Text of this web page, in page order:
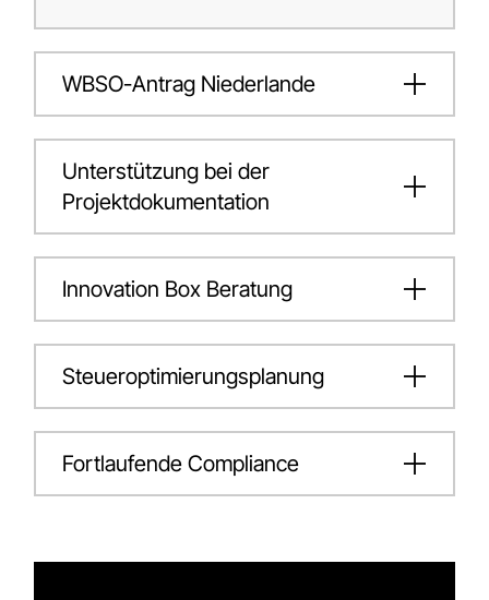
WBSO-Antrag Niederlande
Unterstützung bei der
Projektdokumentation
Innovation Box Beratung
Steueroptimierungsplanung
Fortlaufende Compliance